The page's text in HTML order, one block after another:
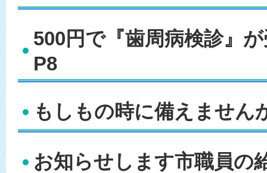
500円で『歯周病検診』
P8
もしもの時に備えません
お知らせします市職員の